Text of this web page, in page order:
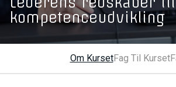
kompetenceudvikling
Om KursetFag Til Kurset